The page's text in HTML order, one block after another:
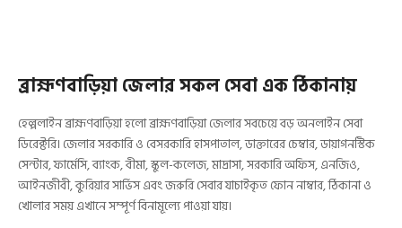
ব্রাহ্মণবাড়িয়া জেলার সকল সেবা এক ঠিকানায়
হেল্পলাইন ব্রাহ্মণবাড়িয়া হলো ব্রাহ্মণবাড়িয়া জেলার সবচেয়ে বড় অনলাইন সেবা
ডিরেক্টরি। জেলার সরকারি ও বেসরকারি হাসপাতাল, ডাক্তারের চেম্বার, ডায়াগনস্টিক
সেন্টার, ফার্মেসি, ব্যাংক, বীমা, স্কুল-কলেজ, মাদ্রাসা, সরকারি অফিস, এনজিও,
আইনজীবী, কুরিয়ার সার্ভিস এবং জরুরি সেবার যাচাইকৃত ফোন নাম্বার, ঠিকানা ও
খোলার সময় এখানে সম্পূর্ণ বিনামূল্যে পাওয়া যায়।